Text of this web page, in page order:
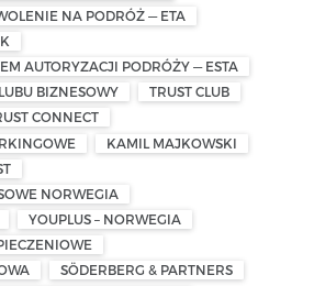
NA PODRÓŻ — ETA
AUTORYZACJI PODRÓŻY — ESTA
BIZNESOWY
TRUST CLUB
CONNECT
KAMIL MAJKOWSKI
NORWEGIA
YOUPLUS – NORWEGIA
SÖDERBERG & PARTNERS